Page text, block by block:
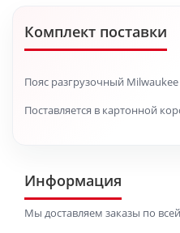
Комплект поставки
Пояс разгрузочный Milwaukee
Поставляется в картонной
Информация
Мы доставляем заказы по